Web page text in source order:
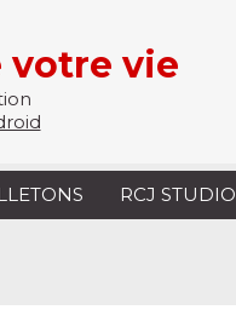
votre vie
RCJ STUDIO